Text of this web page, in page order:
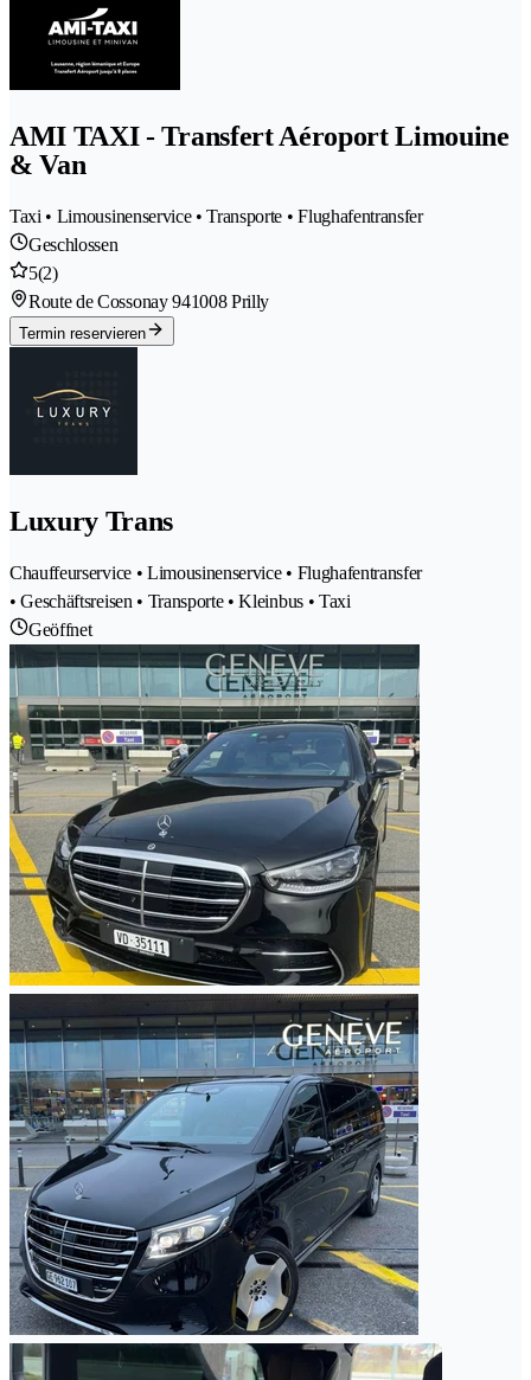
AMI TAXI - Transfert Aéroport Limouine
& Van
Taxi • Limousinenservice • Transporte • Flughafentransfer
Geschlossen
5(2)
Route de Cossonay 941008 Prilly
Termin reservieren
Luxury Trans
Chauffeurservice • Limousinenservice • Flughafentransfer
• Geschäftsreisen • Transporte • Kleinbus • Taxi
Geöffnet